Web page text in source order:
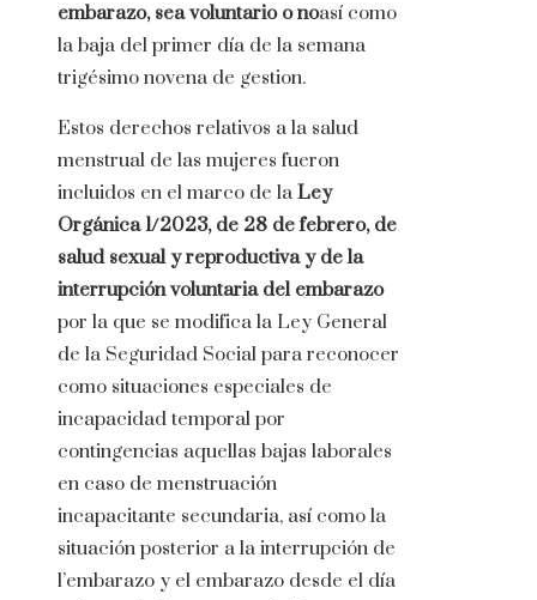
embarazo, sea voluntario o noasí como
la baja del primer día de la semana
trigésimo novena de gestion.
Estos derechos relativos a la salud
menstrual de las mujeres fueron
incluidos en el marco de la Ley
Orgánica 1/2023, de 28 de febrero, de
salud sexual y reproductiva y de la
interrupción voluntaria del embarazo
por la que se modifica la Ley General
de la Seguridad Social para reconocer
como situaciones especiales de
incapacidad temporal por
contingencias aquellas bajas laborales
en caso de menstruación
incapacitante secundaria, así como la
situación posterior a la interrupción de
l’embarazo y el embarazo desde el día